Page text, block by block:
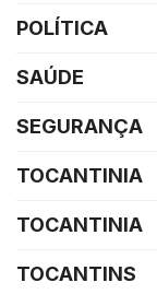
POLÍTICA
SAÚDE
SEGURANÇA
TOCANTINIA
TOCANTINIA
TOCANTINS